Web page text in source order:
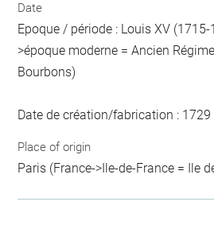
Date
Epoque / période : Louis XV
>époque moderne = Ancien
Bourbons)
Date de création/fabrication : 1729
Place of origin
Paris (France->Ile-de-France = Ile